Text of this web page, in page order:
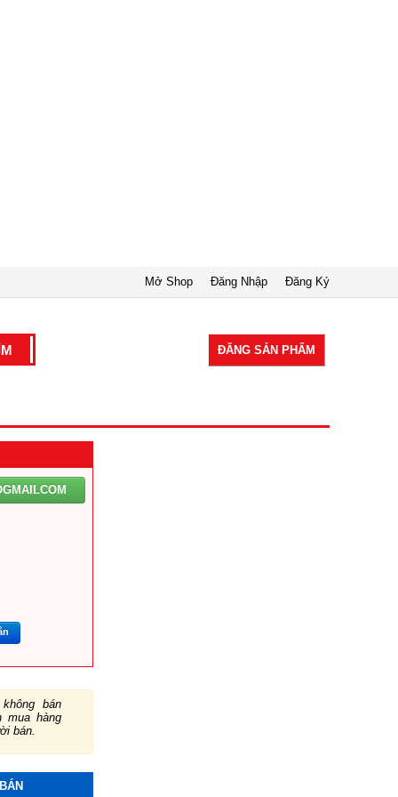
Đăng Ký
Đăng Nhập
Mở Shop
ĐĂNG SẢN PHẨM
loa sub? .
không bán
mua hàng
bán.